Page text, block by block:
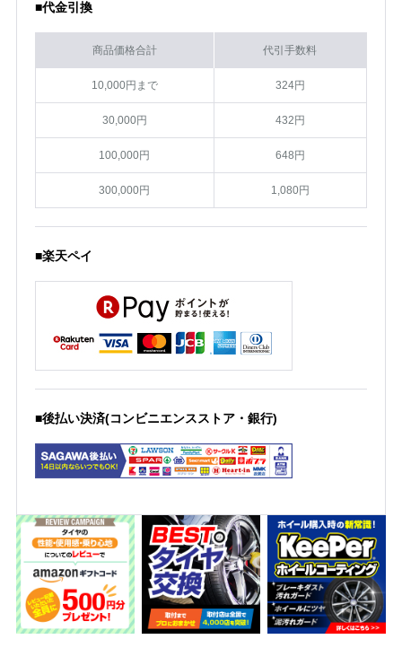
■代金引換
商品価格合計 代引手数料
10,000円まで 324円
30,000円 432円
100,000円 648円
300,000円 1,080円
■楽天ペイ
■後払い決済(コンビニエンスストア・銀行)